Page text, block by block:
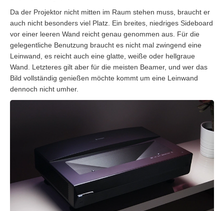
Da der Projektor nicht mitten im Raum stehen muss, braucht er
auch nicht besonders viel Platz. Ein breites, niedriges Sideboard
vor einer leeren Wand reicht genau genommen aus. Für die
gelegentliche Benutzung braucht es nicht mal zwingend eine
Leinwand, es reicht auch eine glatte, weiße oder hellgraue
Wand. Letzteres gilt aber für die meisten Beamer, und wer das
Bild vollständig genießen möchte kommt um eine Leinwand
dennoch nicht umher.